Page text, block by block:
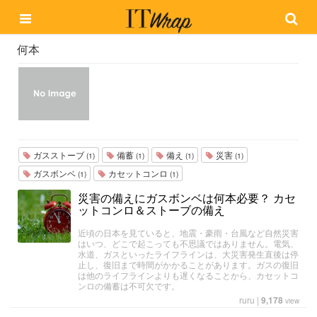
何本
ガスストーブ (1) 備蓄 (1) 備え (1) 災害 (1)
ガスボンベ (1) カセットコンロ (1)
災害の備えにガスボンベは何本必要？ カセ
ットコンロ＆ストーブの備え
近頃の日本を見ていると、地震・豪雨・台風など自然災害
はいつ、どこで起こっても不思議ではありません。電気、
水道、ガスといったライフラインは、大災害発生直後は停
止し、復旧まで時間がかかることがあります。ガスの復旧
は他のライフラインよりも遅くなることから、カセットコ
ンロの備蓄は不可欠です。
ruru | 9,178 view